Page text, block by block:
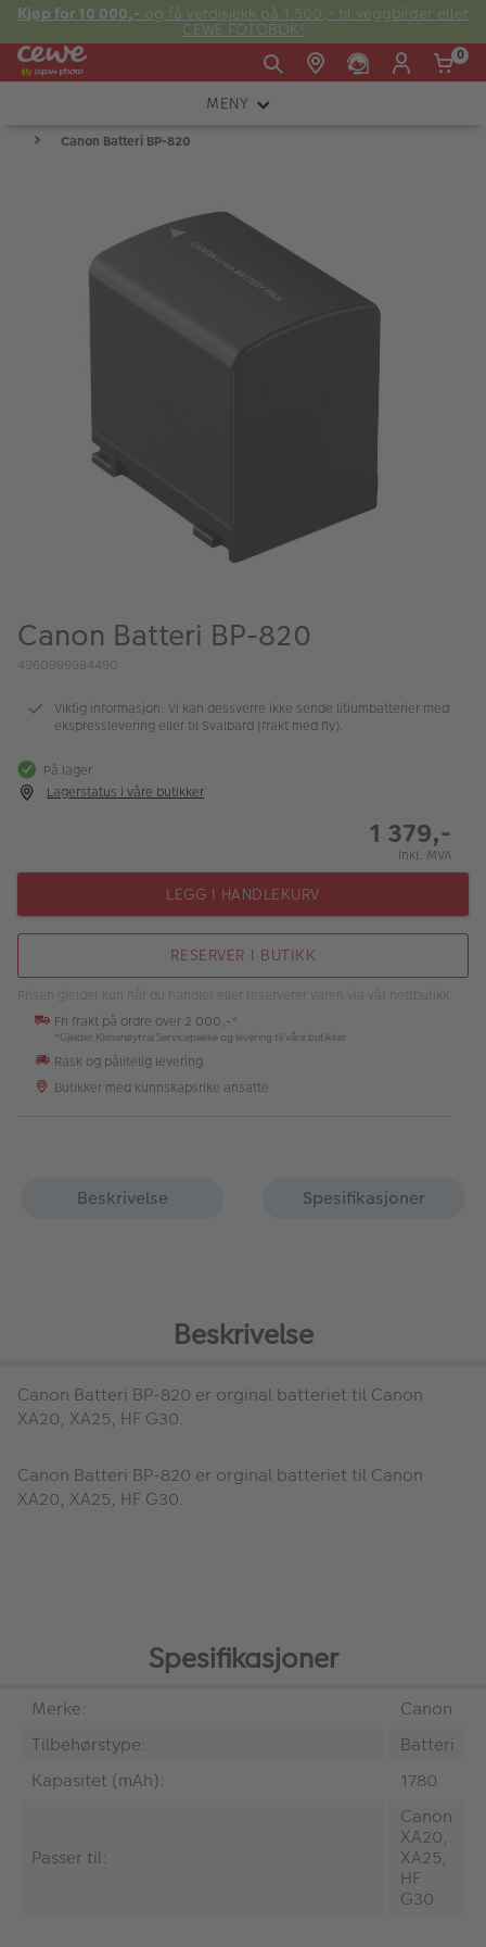
Kjøp for 10 000,- og få verdisjekk på 1 500,- til veggbilder eller
CEWE FOTOBOK!
E-post:
kundeservice@japanphoto.no
0
MENY
KAMERA
FOTOTILBEHØR
LYS OG STUDIO
Lagersalg
Bildeprodukter
Inspirasjon
Canon Batteri BP-820
Canon Batteri BP-820
4960999984490
Viktig informasjon: Vi kan dessverre ikke sende litiumbatterier med
ekspresslevering eller til Svalbard (frakt med fly).
På lager
Lagerstatus i våre butikker
1 379,-
Inkl. MVA
LEGG I HANDLEKURV
RESERVER I BUTIKK
Prisen gjelder kun når du handler eller reserverer varen via vår nettbutikk.
Fri frakt på ordre over 2 000,-*
*Gjelder Klimanøytral Servicepakke og levering til våre butikker
Rask og pålitelig levering
Butikker med kunnskapsrike ansatte
Beskrivelse Spesifikasjoner
Beskrivelse
Canon Batteri BP-820 er orginal batteriet til Canon
XA20, XA25, HF G30.
Canon Batteri BP-820 er orginal batteriet til Canon
XA20, XA25, HF G30.
Spesifikasjoner
Merke:
Canon
Tilbehørstype:
Batteri
Kapasitet (mAh):
1780
Passer til:
Canon
XA20,
XA25,
HF
G30